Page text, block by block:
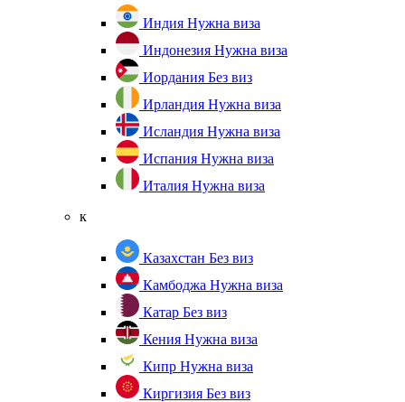
Индия Нужна виза
Индонезия Нужна виза
Иордания Без виз
Ирландия Нужна виза
Исландия Нужна виза
Испания Нужна виза
Италия Нужна виза
к
Казахстан Без виз
Камбоджа Нужна виза
Катар Без виз
Кения Нужна виза
Кипр Нужна виза
Киргизия Без виз